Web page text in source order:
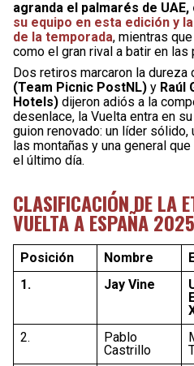
agranda el palmarés de
su equipo en esta edición y
de la temporada, mientras
como el gran rival a batir en las
Dos retiros marcaron la dureza
(Team Picnic PostNL) y Raúl
Hotels) dijeron adiós a la
desenlace, la Vuelta entra en
guion renovado: un líder sólido,
las montañas y una general
el último día.
CLASIFICACIÓN DE LA
VUELTA A ESPAÑA 2025
Posición Nombre
1.
Jay Vine
2.
Pablo
Castrillo